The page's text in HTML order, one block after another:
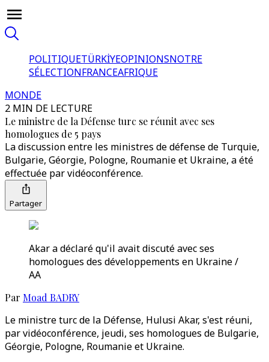
POLITIQUETÜRKİYEOPINIONSNOTRE
SÉLECTIONFRANCEAFRIQUE
MONDE
2 MIN DE LECTURE
Le ministre de la Défense turc se réunit avec ses
homologues de 5 pays
La discussion entre les ministres de défense de Turquie,
Bulgarie, Géorgie, Pologne, Roumanie et Ukraine, a été
effectuée par vidéoconférence.
Partager
Akar a déclaré qu'il avait discuté avec ses
homologues des développements en Ukraine /
AA
Par Moad BADRY
Le ministre turc de la Défense, Hulusi Akar, s'est réuni,
par vidéoconférence, jeudi, ses homologues de Bulgarie,
Géorgie, Pologne, Roumanie et Ukraine.